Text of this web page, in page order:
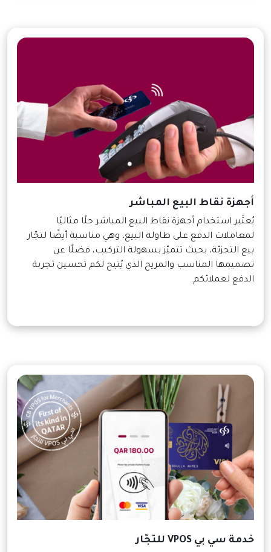
أجهزة نقاط البيع المباشر
يُعتَبر استخدام أجهزة نقاط البيع المباشر حلًا مثاليًا
لمعاملات الدفع على طاولة البيع، وهي مناسبة أيضًا لتجّار
بيع التجزئة، بحيث تتميّز بسهولة التركيب، فضلًا عن
تصميمها المناسب والمريح الذي يُتيح لكم تحسين تجربة
الدفع لعملائكم.
خدمة سي بي VPOS للتجّار